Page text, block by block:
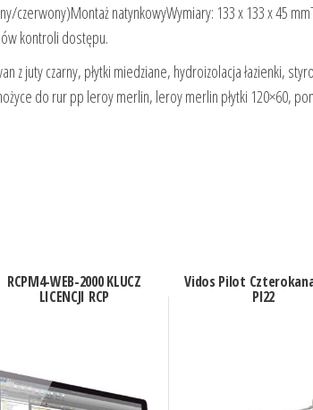
czerwony)Montaż natynkowyWymiary: 133 x 133 x 45
kontroli dostępu.
z juty czarny, płytki miedziane, hydroizolacja łazienki,
do rur pp leroy merlin, leroy merlin płytki 120×60,
RCPM4-WEB-2000 KLUCZ
LICENCJI RCP
Vidos Pilot
Pl22